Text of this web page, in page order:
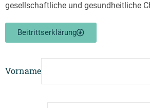
gesellschaftliche und gesundheitliche
Beitrittserklärung
Vorname